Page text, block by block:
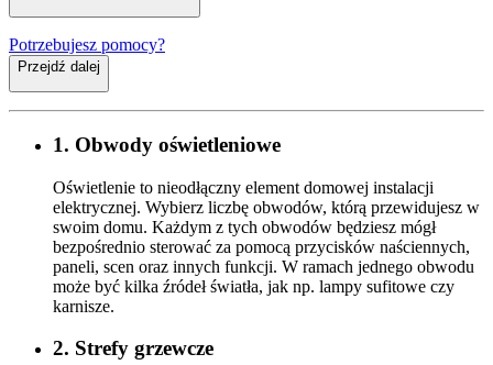
Potrzebujesz pomocy?
Oświetlenie to nieodłączny element domowej instalacji
elektrycznej. Wybierz liczbę obwodów, którą przewidujesz w
swoim domu. Każdym z tych obwodów będziesz mógł
bezpośrednio sterować za pomocą przycisków naściennych,
paneli, scen oraz innych funkcji. W ramach jednego obwodu
może być kilka źródeł światła, jak np. lampy sufitowe czy